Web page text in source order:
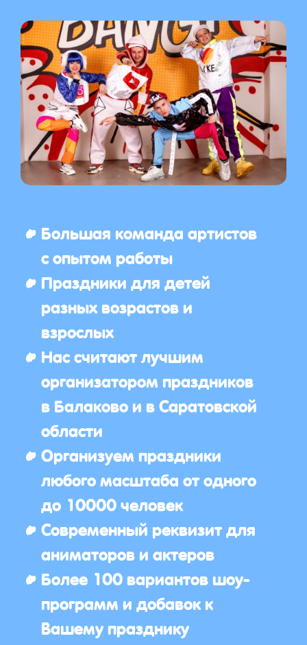
Большая команда артистов
с опытом работы
Праздники для детей
разных возрастов и
взрослых
Нас считают лучшим
организатором праздников
в Балаково и в Саратовской
области
Организуем праздники
любого масштаба от одного
до 10000 человек
Современный реквизит для
аниматоров и актеров
Более 100 вариантов шоу-
программ и добавок к
Вашему празднику